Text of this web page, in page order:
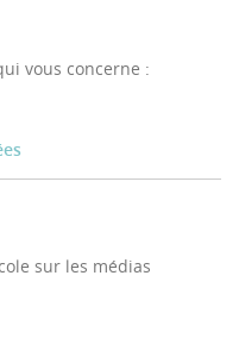
vous concerne :
sur les médias